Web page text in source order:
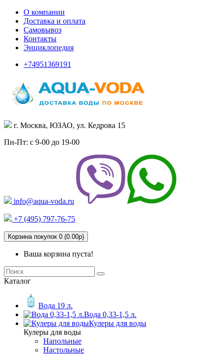
О компании
Доставка и оплата
Самовывоз
Контакты
Энциклопедия
+74951369191
г. Москва, ЮЗАО, ул. Кедрова 15
Пн-Пт: с 9-00 до 19-00
info@aqua-voda.ru
+7 (495) 797-76-75
Корзина покупок 0 (0.00р)
Ваша корзина пуста!
Каталог
Вода 19 л.
Вода 0,33-1,5 л.
Кулеры для воды
Кулеры для воды
Напольные
Настольные